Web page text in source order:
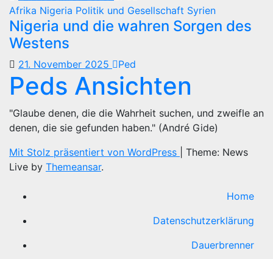
Afrika Nigeria Politik und Gesellschaft Syrien
Nigeria und die wahren Sorgen des
Westens
21. November 2025 Ped
Peds Ansichten
"Glaube denen, die die Wahrheit suchen, und zweifle an
denen, die sie gefunden haben." (André Gide)
Mit Stolz präsentiert von WordPress
Theme: News
Live by Themeansar.
Home
Datenschutzerklärung
Dauerbrenner